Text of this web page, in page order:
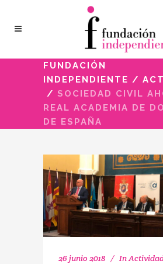
FUNDACIÓN
INDEPENDIENTE /
/ SOCIEDAD CIVIL
REAL ACADEMIA DE
DE ESPAÑA
26 junio 2018 In